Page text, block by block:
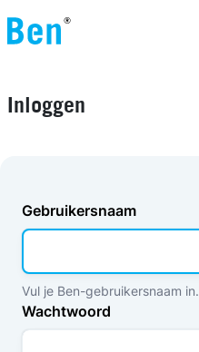
Inloggen
Gebruikersnaam
Vul je Ben-gebruikersnaam in.
Wachtwoord